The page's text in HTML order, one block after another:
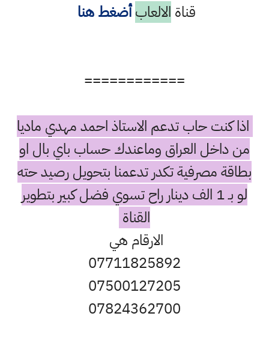
قناة الالعاب أضغط هنا
============
اذا كنت حاب تدعم الاستاذ احمد مهدي ماديا
من داخل العراق وماعندك حساب باي بال او
بطاقة مصرفية تكدر تدعمنا بتحويل رصيد حته
لو بـ 1 الف دينار راح تسوي فضل كبير بتطوير
القناة
الارقام هي
07711825892
07500127205
07824362700